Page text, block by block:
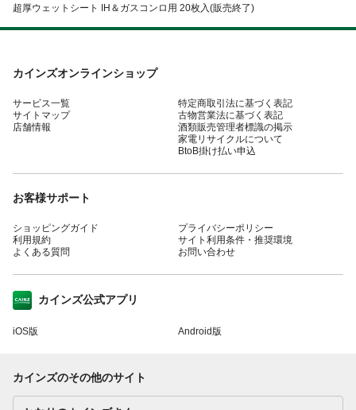
超厚ウェットシート IH＆ガスコンロ用 20枚入(販売終了)
カインズオンラインショップ
サービス一覧
サイトマップ
店舗情報
特定商取引法に基づく表記
古物営業法に基づく表記
酒類販売管理者標識の掲示
家電リサイクルについて
BtoB掛け払い申込
お客様サポート
ショッピングガイド
利用規約
よくある質問
プライバシーポリシー
サイト利用条件・推奨環境
お問い合わせ
カインズ公式アプリ
iOS版 Android版
カインズのその他のサイト